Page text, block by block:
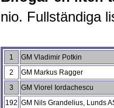
nio. Fullständiga
1
GM Vladimir Potkin
2
GM Markus Ragger
3
GM Viorel Iordachescu
192 GM Nils Grandelius, Lunds